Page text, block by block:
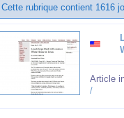
Cette rubrique contient 1616
Article
/